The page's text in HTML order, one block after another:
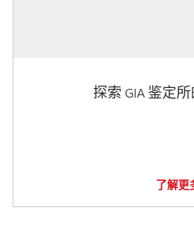
探索 GIA 鉴定
了解更